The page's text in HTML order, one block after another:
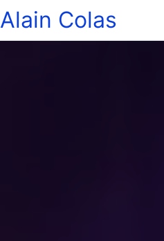
Alain Colas